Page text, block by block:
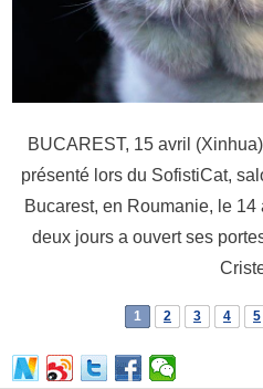
BUCAREST, 15 avril
présenté lors du SofistiCat,
Bucarest, en Roumanie, le
deux jours a ouvert ses
1 2 3 4 5